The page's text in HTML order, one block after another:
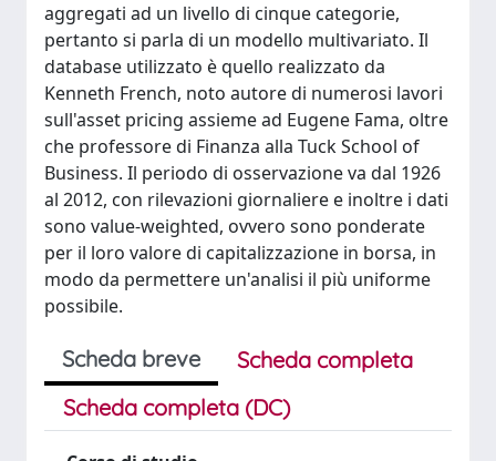
aggregati ad un livello di cinque categorie,
pertanto si parla di un modello multivariato. Il
database utilizzato è quello realizzato da
Kenneth French, noto autore di numerosi lavori
sull'asset pricing assieme ad Eugene Fama, oltre
che professore di Finanza alla Tuck School of
Business. Il periodo di osservazione va dal 1926
al 2012, con rilevazioni giornaliere e inoltre i dati
sono value-weighted, ovvero sono ponderate
per il loro valore di capitalizzazione in borsa, in
modo da permettere un'analisi il più uniforme
possibile.
Scheda breve
Scheda completa
Scheda completa (DC)